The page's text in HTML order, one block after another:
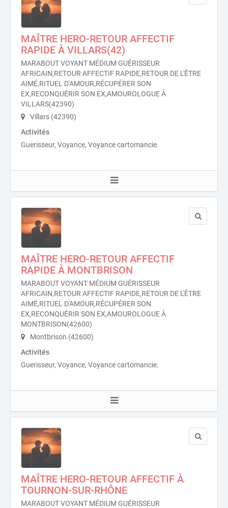
MAÎTRE HERO-RETOUR AFFECTIF
RAPIDE À VILLARS(42)
MARABOUT VOYANT MÉDIUM GUÉRISSEUR
AFRICAIN,RETOUR AFFECTIF RAPIDE,RETOUR DE L'ÊTRE
AIMÉ,RITUEL D'AMOUR,RÉCUPÉRER SON
EX,RECONQUÉRIR SON EX,AMOUROLOGUE À
VILLARS(42390)
Villars (42390)
Activités
Guerisseur, Voyance, Voyance cartomancie.
MAÎTRE HERO-RETOUR AFFECTIF
RAPIDE À MONTBRISON
MARABOUT VOYANT MÉDIUM GUÉRISSEUR
AFRICAIN,RETOUR AFFECTIF RAPIDE,RETOUR DE L'ÊTRE
AIMÉ,RITUEL D'AMOUR,RÉCUPÉRER SON
EX,RECONQUÉRIR SON EX,AMOUROLOGUE À
MONTBRISON(42600)
Montbrison (42600)
Activités
Guerisseur, Voyance, Voyance cartomancie.
MAÎTRE HERO-RETOUR AFFECTIF À
TOURNON-SUR-RHÔNE
MARABOUT VOYANT MÉDIUM GUÉRISSEUR